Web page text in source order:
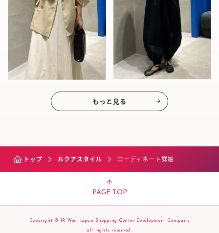
もっと見る
トップ ルクアスタイル コーディネート詳細
PAGE TOP
Copyright © JR West Japan Shopping Center Development Company
all rights reserved.